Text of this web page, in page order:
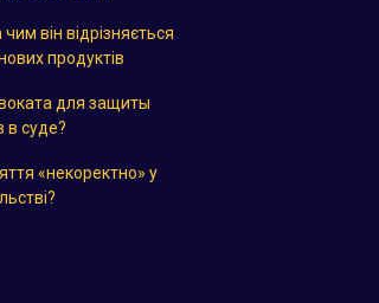
він відрізняється
продуктів
для защиты
в суде?
«некоректно» у